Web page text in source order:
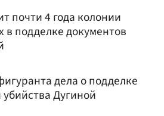
почти 4 года колонии
в подделке документов
дела о подделке
Дугиной